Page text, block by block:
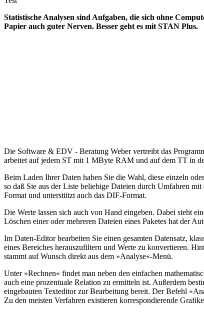
Statistische Analysen sind Aufgaben, die sich ohne
Papier auch guter Nerven. Besser geht es mit STAN Plus.
Die Software & EDV - Beratung Weber vertreibt das
arbeitet auf jedem ST mit 1 MByte RAM und auf dem TT in
Beim Laden Ihrer Daten haben Sie die Wahl, diese einzeln
so daß Sie aus der Liste beliebige Dateien durch Umfahren
Format und unterstützt auch das DIF-Format.
Die Werte lassen sich auch von Hand eingeben. Dabei steht
Löschen einer oder mehreren Dateien eines Paketes hat der
Im Daten-Editor bearbeiten Sie einen gesamten Datensatz,
eines Bereiches herauszufiltern und Werte zu konvertieren.
stammt auf Wunsch direkt aus dem »Analyse«-Menü.
Unter »Rechnen« findet man neben den einfachen
auch eine prozentuale Relation zu ermitteln ist. Außerdem
eingebauten Texteditor zur Bearbeitung bereit. Der Befehl
Zu den meisten Verfahren existieren korrespondierende